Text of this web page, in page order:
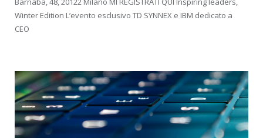
Winter Edition L’evento esclusivo TD SYNNEX e IBM dedicato a
CEO